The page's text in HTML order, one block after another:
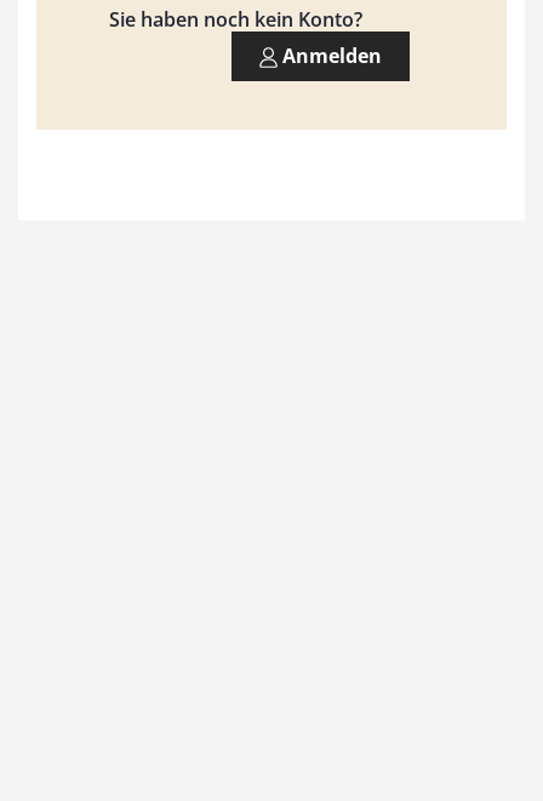
9
0
Sie haben noch kein Konto?
Anmelden